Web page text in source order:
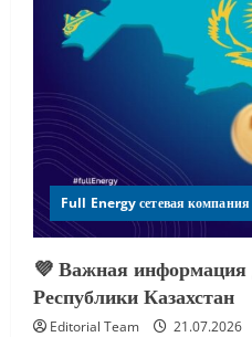
Full Energy сетевая компания
💜 Важная информация
Республики Казахстан
Editorial Team 21.07.2026